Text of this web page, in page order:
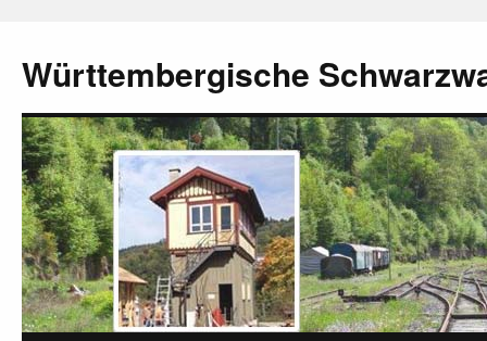
Württembergische